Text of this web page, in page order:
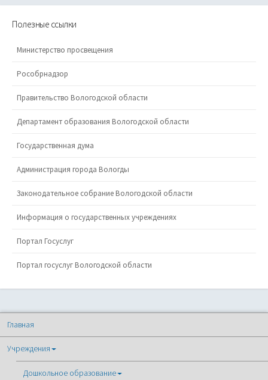
Полезные ссылки
Министерство просвещения
Рособрнадзор
Правительство Вологодской области
Департамент образования Вологодской области
Государственная дума
Администрация города Вологды
Законодательное собрание Вологодской области
Информация о государственных учреждениях
Портал Госуслуг
Портал госуслуг Вологодской области
Главная
Учреждения
Дошкольное образование